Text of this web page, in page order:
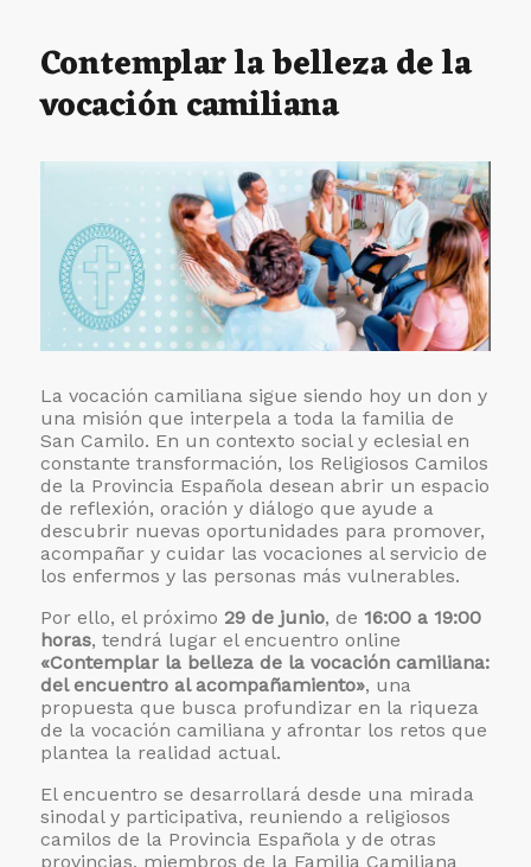
de
la
vocación
Contemplar la belleza de la
vocación camiliana
La vocación camiliana sigue siendo hoy un don y
una misión que interpela a toda la familia de
San Camilo. En un contexto social y eclesial en
constante transformación, los Religiosos Camilos
de la Provincia Española desean abrir un espacio
de reflexión, oración y diálogo que ayude a
descubrir nuevas oportunidades para promover,
acompañar y cuidar las vocaciones al servicio de
los enfermos y las personas más vulnerables.
Por ello, el próximo29 de junio, de16:00 a 19:00
horas, tendrá lugar el encuentro online
«Contemplar la belleza de la vocación camiliana:
del encuentro al acompañamiento», una
propuesta que busca profundizar en la riqueza
de la vocación camiliana y afrontar los retos que
plantea la realidad actual.
El encuentro se desarrollará desde una mirada
sinodal y participativa, reuniendo a religiosos
camilos de la Provincia Española y de otras
provincias, miembros de la Familia Camiliana